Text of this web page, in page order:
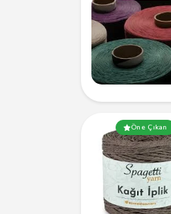
Öne Çıkan